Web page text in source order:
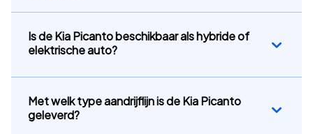
Is de Kia Picanto beschikbaar als hybride of
elektrische auto?
Met welk type aandrijflijn is de Kia Picanto
geleverd?